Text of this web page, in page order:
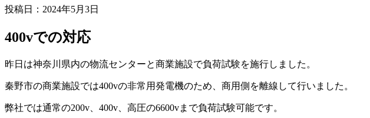
投稿日：2024年5月3日
400vでの対応
昨日は神奈川県内の物流センターと商業施設で負荷試験を施行しました。
秦野市の商業施設では400vの非常用発電機のため、商用側を離線して行いました。
弊社では通常の200v、400v、高圧の6600vまで負荷試験可能です。